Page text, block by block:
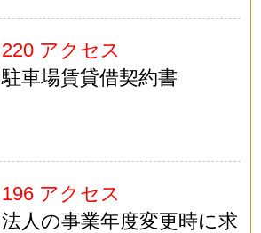
220 アクセス
駐車場賃貸借契約書
196 アクセス
法人の事業年度変更時に求